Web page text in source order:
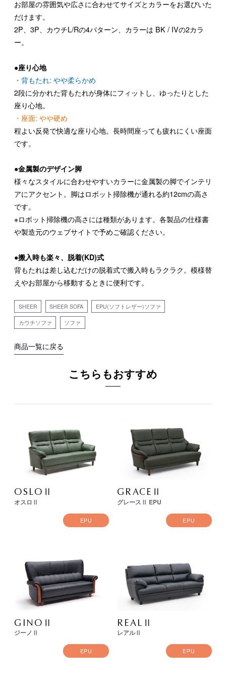
お部屋の雰囲気や広さに合わせてサイズとカラーをお選びいた
だけます。
2P、3P、カウチL/Rの4パターン、カラーは BK / IVの2カラ
ー。
●座り心地
・背もたれ: やや柔らかめ
2段に分かれた背もたれが身体にフィットし、ゆったりとした
座り心地。
・座面: やや硬め
程よい反発で快適な座り心地。長時間座っても疲れにくい座面
です。
●金属製のデザイン脚
様々なスタイルに合わせやすいカラーに金属製の脚でインテリ
アにアクセント。脚はロボット掃除機が通れる約12cmの高さ
です。
※ロボット掃除機の高さには種類があります。各製品の仕様書
や製造元のウェブサイトで予めご確認ください。
●搬入時も楽々、脱着(KD)式
背もたれは差し込むだけの脱着式で搬入時もラクラク。模様替
えやお部屋から移動するときに便利です。
SHEER SHEER SOFA EPU(ソフトレザー)ソファ
カウチソファ ソファ
商品一覧に戻る
こちらもおすすめ
OSLOⅡ
オスロⅡ
EPU
GRACEⅡ
グレースⅡ EPU
EPU
GINOⅡ
ジーノⅡ
EPU
REALⅡ
レアルⅡ
EPU